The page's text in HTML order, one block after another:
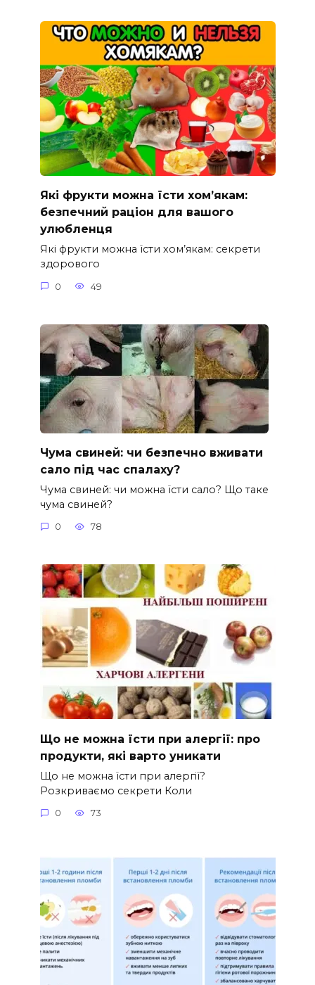
Які фрукти можна їсти хом’якам:
безпечний раціон для вашого
улюбленця
Які фрукти можна їсти хом’якам: секрети
здорового
0 49
Чума свиней: чи безпечно вживати
сало під час спалаху?
Чума свиней: чи можна їсти сало? Що таке
чума свиней?
0 78
Що не можна їсти при алергії: про
продукти, які варто уникати
Що не можна їсти при алергії?
Розкриваємо секрети Коли
0 73